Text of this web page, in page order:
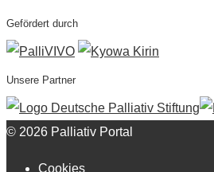
Gefördert durch
Unsere Partner
© 2026 Palliativ Portal
Cookies